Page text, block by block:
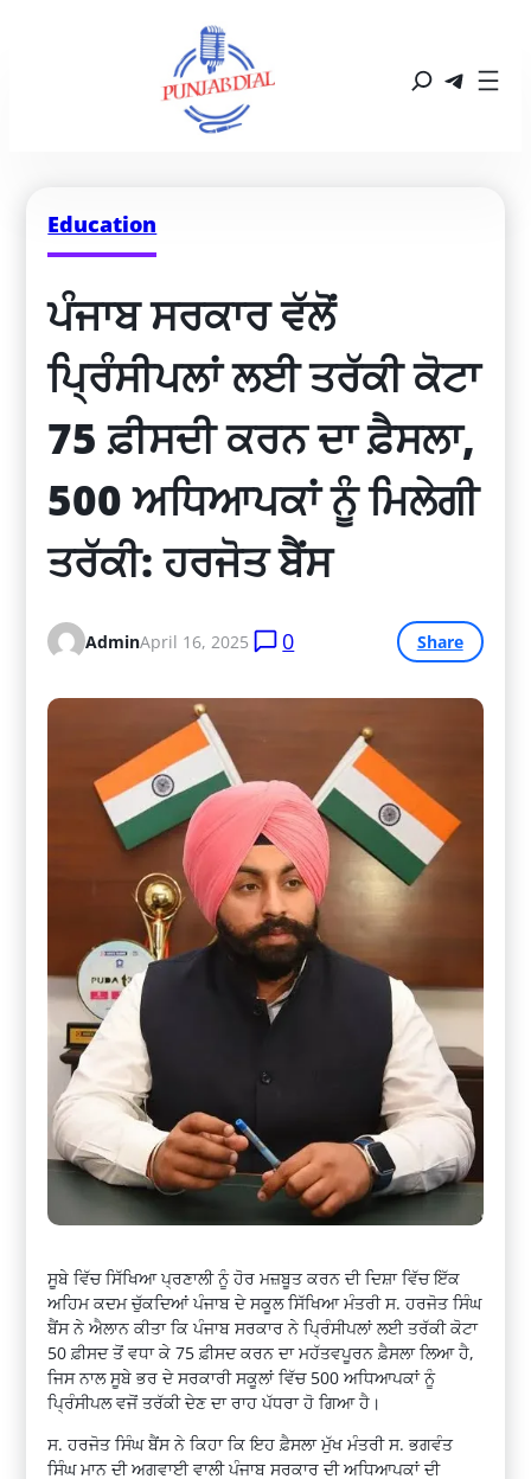
Education
ਪੰਜਾਬ ਸਰਕਾਰ ਵੱਲੋਂ
ਪ੍ਰਿੰਸੀਪਲਾਂ ਲਈ ਤਰੱਕੀ ਕੋਟਾ
75 ਫ਼ੀਸਦੀ ਕਰਨ ਦਾ ਫ਼ੈਸਲਾ,
500 ਅਧਿਆਪਕਾਂ ਨੂੰ ਮਿਲੇਗੀ
ਤਰੱਕੀ: ਹਰਜੋਤ ਬੈਂਸ
AdminApril 16, 2025 0 Share
ਸੂਬੇ ਵਿੱਚ ਸਿੱਖਿਆ ਪ੍ਰਣਾਲੀ ਨੂੰ ਹੋਰ ਮਜ਼ਬੂਤ ਕਰਨ ਦੀ ਦਿਸ਼ਾ ਵਿੱਚ ਇੱਕ
ਅਹਿਮ ਕਦਮ ਚੁੱਕਦਿਆਂ ਪੰਜਾਬ ਦੇ ਸਕੂਲ ਸਿੱਖਿਆ ਮੰਤਰੀ ਸ. ਹਰਜੋਤ ਸਿੰਘ
ਬੈਂਸ ਨੇ ਐਲਾਨ ਕੀਤਾ ਕਿ ਪੰਜਾਬ ਸਰਕਾਰ ਨੇ ਪ੍ਰਿੰਸੀਪਲਾਂ ਲਈ ਤਰੱਕੀ ਕੋਟਾ
50 ਫ਼ੀਸਦ ਤੋਂ ਵਧਾ ਕੇ 75 ਫ਼ੀਸਦ ਕਰਨ ਦਾ ਮਹੱਤਵਪੂਰਨ ਫ਼ੈਸਲਾ ਲਿਆ ਹੈ,
ਜਿਸ ਨਾਲ ਸੂਬੇ ਭਰ ਦੇ ਸਰਕਾਰੀ ਸਕੂਲਾਂ ਵਿੱਚ 500 ਅਧਿਆਪਕਾਂ ਨੂੰ
ਪ੍ਰਿੰਸੀਪਲ ਵਜੋਂ ਤਰੱਕੀ ਦੇਣ ਦਾ ਰਾਹ ਪੱਧਰਾ ਹੋ ਗਿਆ ਹੈ।
ਸ. ਹਰਜੋਤ ਸਿੰਘ ਬੈਂਸ ਨੇ ਕਿਹਾ ਕਿ ਇਹ ਫ਼ੈਸਲਾ ਮੁੱਖ ਮੰਤਰੀ ਸ. ਭਗਵੰਤ
ਸਿੰਘ ਮਾਨ ਦੀ ਅਗਵਾਈ ਵਾਲੀ ਪੰਜਾਬ ਸਰਕਾਰ ਦੀ ਅਧਿਆਪਕਾਂ ਦੀ